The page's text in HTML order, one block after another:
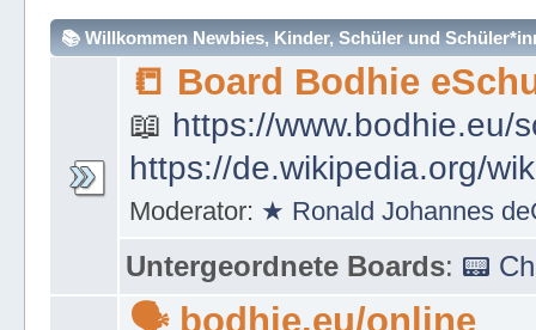
🧮https://bodhie.eu/
📚 Willkommen Newbies, Kinder, Schüler und
📒 Board Bodhie
📖https://www.bodhie.eu/
https://de.wikipedia.org/
Moderator:★ Ronald Johannes
Untergeordnete Boards:📟